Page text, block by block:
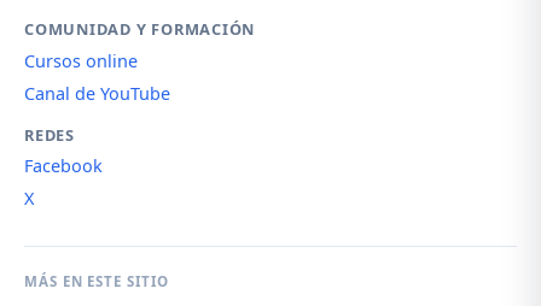
COMUNIDAD Y FORMACIÓN
Cursos online
Canal de YouTube
REDES
Facebook
X
MÁS EN ESTE SITIO